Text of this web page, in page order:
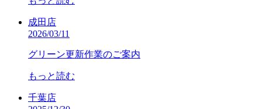
成田店
2026/03/11
グリーン更新作業のご案内
もっと読む
千葉店